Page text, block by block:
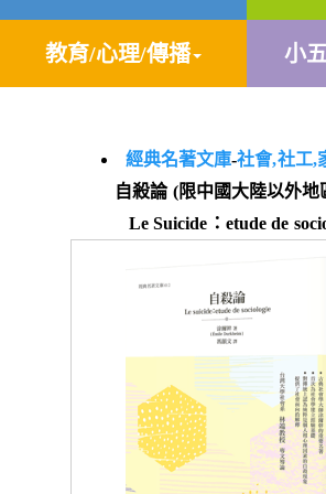
教育/心理/傳播 小
經典名著文庫-社會,社工,
自殺論 (限中國大陸以外地
Le Suicide：etude de